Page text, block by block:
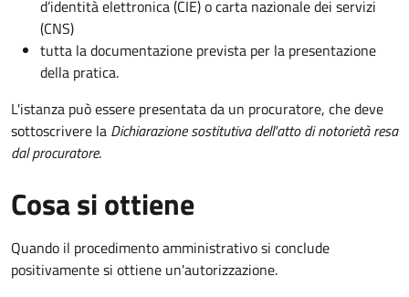
d’identità elettronica (CIE) o carta nazionale dei servizi
(CNS)
tutta la documentazione prevista per la presentazione
della pratica.
L'istanza può essere presentata da un procuratore, che deve
sottoscrivere la Dichiarazione sostitutiva dell'atto di notorietà resa
dal procuratore.
Cosa si ottiene
Quando il procedimento amministrativo si conclude
positivamente si ottiene un'autorizzazione.